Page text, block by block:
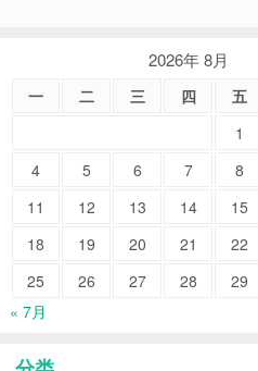
2026年 8月
一 二 三 四 五
1
4
5 6 7 8
11
12 13 14 15
18
19 20 21 22
25
26 27 28 29
« 7月